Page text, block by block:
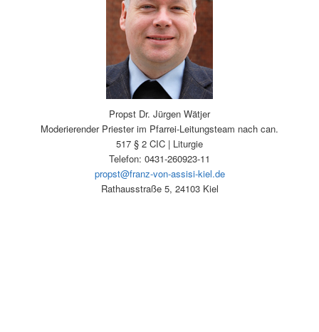
Propst Dr. Jürgen Wätjer
Moderierender Priester im Pfarrei-Leitungsteam nach can.
517 § 2 CIC | Liturgie
Telefon: 0431-260923-11
propst@franz-von-assisi-kiel.de
Rathausstraße 5, 24103 Kiel